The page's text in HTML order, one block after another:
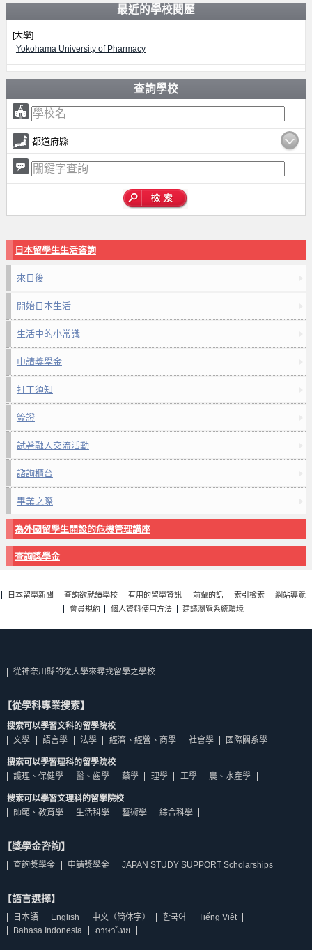
最近的學校閱歷
[大學]
Yokohama University of Pharmacy
查詢學校
都道府縣
日本留學生生活咨詢
來日後
開始日本生活
生活中的小常識
申請獎學金
打工須知
簽證
試著融入交流活動
諮詢櫃台
畢業之際
為外國留學生開設的危機管理講座
查詢獎學金
日本留學新聞 查詢欲就讀學校 有用的留學資訊 前輩的話 索引檢索
網站導覽
會員規約
個人資料使用方法 建議瀏覽系統環境
從神奈川縣的從大學來尋找留學之學校
【從學科專業搜索】
搜索可以學習文科的留學院校
文學
語言學 法學 經濟、經營、商學 社會學 國際關系學
搜索可以學習理科的留學院校
護理、保健學
醫、齒學 藥學 理學 工學 農、水產學
搜索可以學習文理科的留學院校
師範、教育學
生活科學 藝術學 綜合科學
【獎學金咨詢】
查詢獎學金 申請獎學金 JAPAN STUDY SUPPORT Scholarships
【語言選擇】
日本語 English 中文（简体字） 한국어
Tiếng Việt
Bahasa Indonesia
ภาษาไทย